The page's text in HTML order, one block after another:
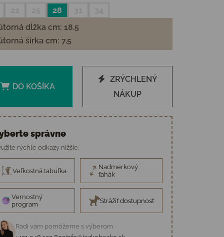
28
dĺžka cm: 18.5
šírka cm: 7.5
DO KOŠÍKA
ZRÝCHLENÝ
NÁKUP
správne
rýchle odkazy nižšie.
Veľkostná tabuľka
Nadmerkový
ťahák
Vernostný
program
Strážiť dostupnosť
Radi vám pomôžeme s výberom